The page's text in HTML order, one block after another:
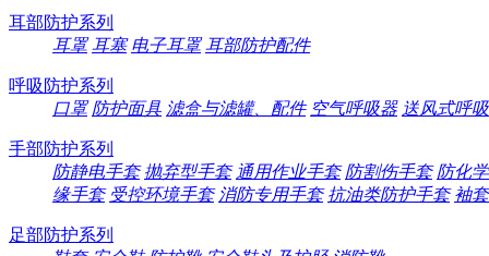
耳部防护系列
耳罩 耳塞 电子耳罩 耳部防护配件
呼吸防护系列
口罩 防护面具 滤盒与滤罐、配件 空气呼吸器 送风式呼
手部防护系列
防静电手套 抛弃型手套 通用作业手套 防割伤手套 防化
缘手套 受控环境手套 消防专用手套 抗油类防护手套 袖套
足部防护系列